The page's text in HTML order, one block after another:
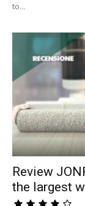
to...
Review
the largest